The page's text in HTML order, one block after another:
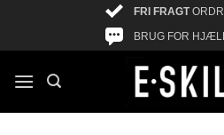
FRI FRAGT
BRUG FOR